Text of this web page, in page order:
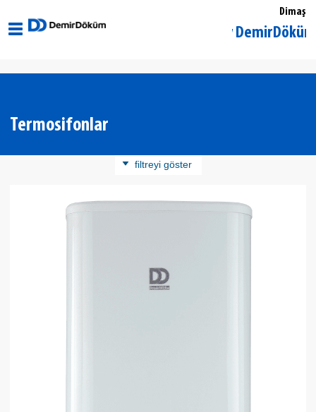
Dimaş
İstanbul Kadıköy DemirDöküm Yetkili
Termosifonlar
filtreyi göster